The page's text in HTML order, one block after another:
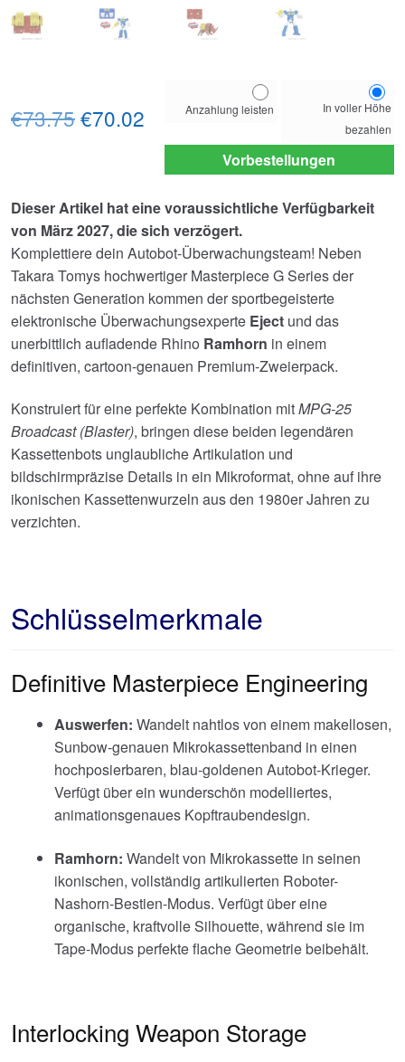
yourAnzahlung leisten
In voller Höhe
bezahlen
Vorbestellungen
€73.75Ursprünglicher
€73.75
€70.02 Aktueller
Preis
ist:
€70.02.
Dieser Artikel hat eine voraussichtliche Verfügbarkeit
von März 2027, die sich verzögert.
Komplettiere dein Autobot-Überwachungsteam! Neben
Takara Tomys hochwertiger Masterpiece G Series der
nächsten Generation kommen der sportbegeisterte
elektronische Überwachungsexperte Eject und das
unerbittlich aufladende Rhino Ramhorn in einem
definitiven, cartoon-genauen Premium-Zweierpack.
Konstruiert für eine perfekte Kombination mitMPG-25
Broadcast (Blaster), bringen diese beiden legendären
Kassettenbots unglaubliche Artikulation und
bildschirmpräzise Details in ein Mikroformat, ohne auf ihre
ikonischen Kassettenwurzeln aus den 1980er Jahren zu
verzichten.
Schlüsselmerkmale
Definitive Masterpiece Engineering
Auswerfen: Wandelt nahtlos von einem makellosen,
Sunbow-genauen Mikrokassettenband in einen
hochposierbaren, blau-goldenen Autobot-Krieger.
Verfügt über ein wunderschön modelliertes,
animationsgenaues Kopftraubendesign.
Ramhorn: Wandelt von Mikrokassette in seinen
ikonischen, vollständig artikulierten Roboter-
Nashorn-Bestien-Modus. Verfügt über eine
organische, kraftvolle Silhouette, während sie im
Tape-Modus perfekte flache Geometrie beibehält.
Interlocking Weapon Storage